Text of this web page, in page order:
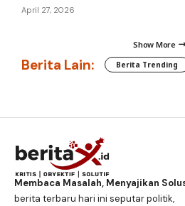
April 27, 2026
Show More
Berita Lain: Berita Trending
Membaca Masalah, Menyajikan
berita terbaru hari ini seputar politik,